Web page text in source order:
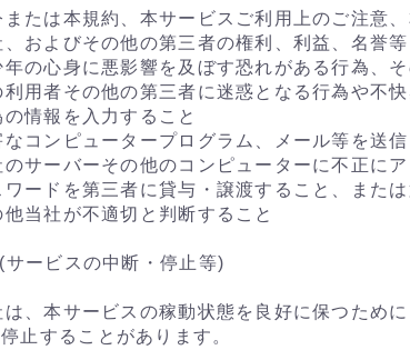
たは本規約、本サービスご利用上のご注意
およびその他の第三者の権利、利益、名誉等
の心身に悪影響を及ぼす恐れがある行為、
用者その他の第三者に迷惑となる行為や不
情報を入力すること
コンピュータープログラム、メール等を送
サーバーその他のコンピューターに不正に
ードを第三者に貸与・譲渡すること、また
当社が不適切と判断すること
サービスの中断・停止等)
、本サービスの稼動状態を良好に保つため
止することがあります。